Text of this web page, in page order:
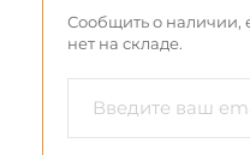
Сообщить о наличии,
нет на складе.